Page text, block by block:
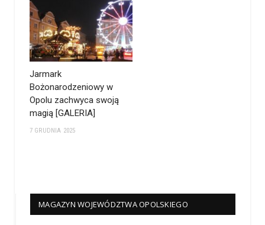
Jarmark
Bożonarodzeniowy w
Opolu zachwyca swoją
magią [GALERIA]
7 GRUDNIA 2025
MAGAZYN WOJEWÓDZTWA OPOLSKIEGO